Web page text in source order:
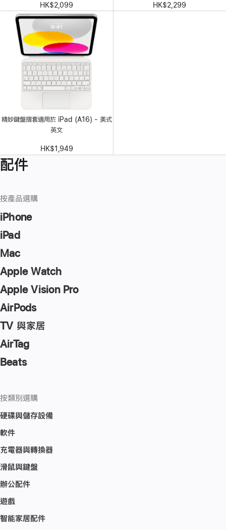
HK$2,099 HK$2,299
精妙鍵盤摺套適用於 iPad (A16) - 美式
英文
HK$1,949
配件
按產品選購
iPhone
iPad
Mac
Apple Watch
Apple Vision Pro
AirPods
TV 與家居
AirTag
Beats
按類別選購
硬碟與儲存設備
軟件
充電器與轉換器
滑鼠與鍵盤
辦公配件
遊戲
智能家居配件